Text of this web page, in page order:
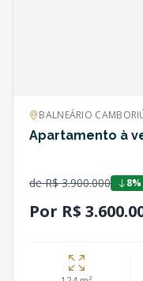
BALNEÁRIO
Apartamento à
de R$ 3.900.000 8%
Por R$